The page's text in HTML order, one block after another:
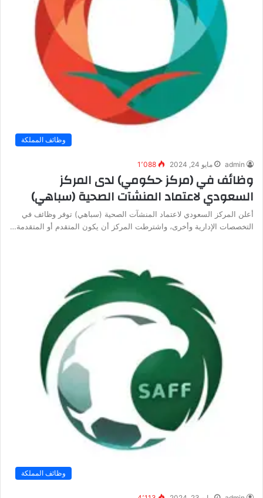
وظائف المملكة
admin مايو 24, 2024 1٬088
وظائف في (مركز حكومي) لدى المركز
السعودي لاعتماد المنشآت الصحية (سباهي)
أعلن المركز السعودي لاعتماد المنشآت الصحية (سباهي) توفر وظائف في
التخصصات الإدارية وأخرى، واشترطت المركز أن يكون المتقدم أو المتقدمة…
وظائف المملكة